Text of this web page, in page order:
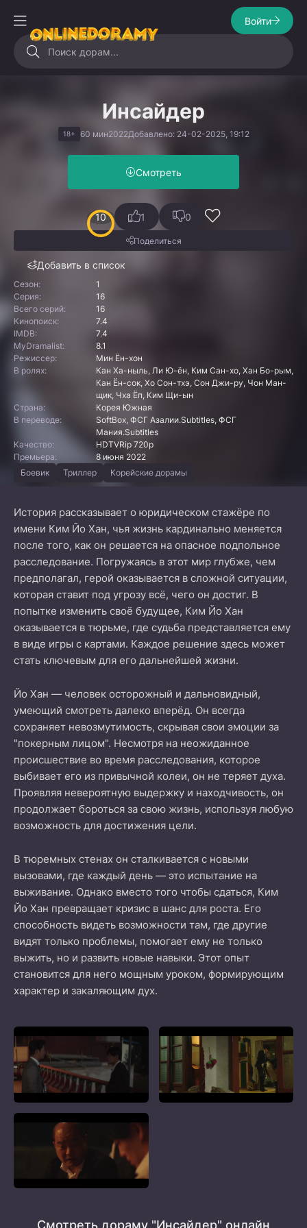
Войти
Инсайдер
18+ 60 мин2022Добавлено: 24-02-2025, 19:12
Смотреть
10
Добавить в список
1 0
Поделиться
Сезон:
1
Серия:
16
Всего серий:
16
Кинопоиск:
7.4
IMDB:
7.4
MyDramalist:
8.1
Режиссер:
Мин Ён-хон
В ролях:
Кан Ха-ныль, Ли Ю-ён, Ким Сан-хо, Хан Бо-рым,
Кан Ён-сок, Хо Сон-тхэ, Сон Джи-ру, Чон Ман-
щик, Чха Ёп, Ким Щи-ын
Страна:
Корея Южная
В переводе:
SoftBox, ФСГ Азалии.Subtitles, ФСГ
Мания.Subtitles
Качество:
HDTVRip 720p
Премьера:
8 июня 2022
Боевик
Триллер Корейские дорамы
История рассказывает о юридическом стажёре по
имени Ким Йо Хан, чья жизнь кардинально меняется
после того, как он решается на опасное подпольное
расследование. Погружаясь в этот мир глубже, чем
предполагал, герой оказывается в сложной ситуации,
которая ставит под угрозу всё, чего он достиг. В
попытке изменить своё будущее, Ким Йо Хан
оказывается в тюрьме, где судьба представляется ему
в виде игры с картами. Каждое решение здесь может
стать ключевым для его дальнейшей жизни.
Йо Хан — человек осторожный и дальновидный,
умеющий смотреть далеко вперёд. Он всегда
сохраняет невозмутимость, скрывая свои эмоции за
"покерным лицом". Несмотря на неожиданное
происшествие во время расследования, которое
выбивает его из привычной колеи, он не теряет духа.
Проявляя невероятную выдержку и находчивость, он
продолжает бороться за свою жизнь, используя любую
возможность для достижения цели.
В тюремных стенах он сталкивается с новыми
вызовами, где каждый день — это испытание на
выживание. Однако вместо того чтобы сдаться, Ким
Йо Хан превращает кризис в шанс для роста. Его
способность видеть возможности там, где другие
видят только проблемы, помогает ему не только
выжить, но и развить новые навыки. Этот опыт
становится для него мощным уроком, формирующим
характер и закаляющим дух.
Смотреть дораму "Инсайдер" онлайн